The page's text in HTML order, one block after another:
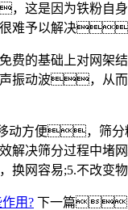
是因为铁粉自身
难予以解决
费的基础上对网
振动波，从
方便，筛分
解决筛分过程
容易;5.不改变
用? 下一篇